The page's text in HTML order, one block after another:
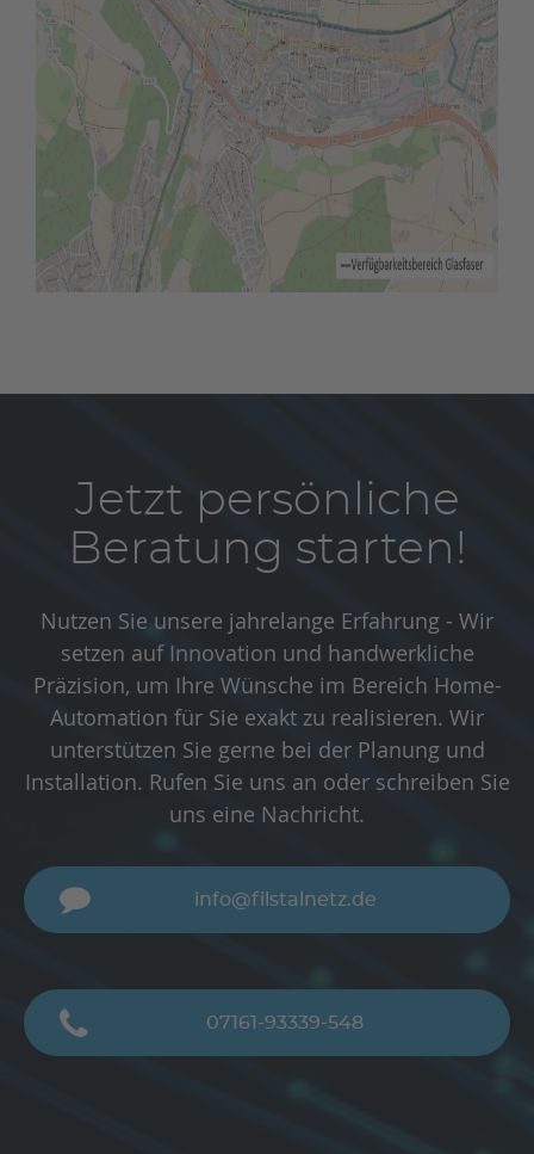
Jetzt persönliche
Beratung starten!
Nutzen Sie unsere jahrelange Erfahrung - Wir
setzen auf Innovation und handwerkliche
Präzision, um Ihre Wünsche im Bereich Home-
Automation für Sie exakt zu realisieren. Wir
unterstützen Sie gerne bei der Planung und
Installation. Rufen Sie uns an oder schreiben Sie
uns eine Nachricht.
info@filstalnetz.de
07161-93339-548